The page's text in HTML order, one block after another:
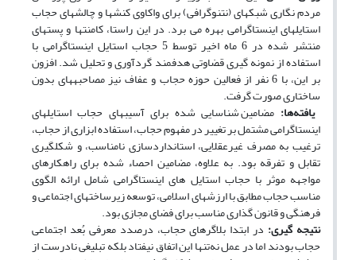
مردم نگاری شبکه­ای (نتنوگرافی) برای واکاوی کنش­ها و چالش­های حجاب
استایل­های اینستاگرامی بهره می برد. در این راستا، کامنت­ها و پست­های
منتشر شده در 6 ماه اخیر توسط 5 حجاب استایل­ اینستاگرامی با
استفاده از نمونه گیری قضاوتی هدفمند گردآوری و تحلیل شد. افزون
بر این، با 6 نفر از فعالین حوزه حجاب و عفاف نیز مصاحبه­های بدون
ساختاری صورت گرفت.
یافته‌ها: مضامین شناسایی شده برای آسیب­های حجاب استایل­های
اینستاگرامی مشتمل بر تغییر در مفهوم حجاب، استفاده ابزاری از حجاب،
ترغیب به مصرف غیرعقلایی، استانداردسازی نامناسب، و شکل­گیری
تقابل و تفرقه بود. به علاوه، مضامین احصاء شده برای راهکارهای
مواجهه موثر با حجاب استایل های اینستاگرامی شامل ارائه الگوی
مناسب حجاب مطابق با ارزش­های اسلامی، توسعه زیرساخت­های اجتماعی و
فرهنگی و قانون­ گذاری مناسب برای فضای مجازی بود.
نتیجه گیری: در ابتدا بلاگرهای حجاب، درصدد معرفی بُعد اجتماعی
حجاب بودند اما در عمل نه‌تنها این اتفاق نیفتاد بلکه تبلیغی نادرست از